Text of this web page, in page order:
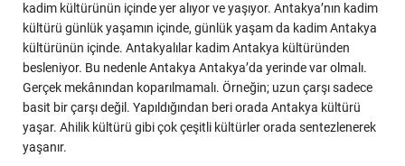
kadim kültürünün içinde yer alıyor ve yaşıyor. Antakya’nın kadim
kültürü günlük yaşamın içinde, günlük yaşam da kadim Antakya
kültürünün içinde. Antakyalılar kadim Antakya kültüründen
besleniyor. Bu nedenle Antakya Antakya’da yerinde var olmalı.
Gerçek mekânından koparılmamalı. Örneğin; uzun çarşı sadece
basit bir çarşı değil. Yapıldığından beri orada Antakya kültürü
yaşar. Ahilik kültürü gibi çok çeşitli kültürler orada sentezlenerek
yaşanır.